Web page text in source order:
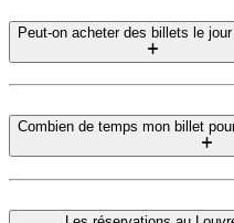
Peut-on acheter des billets le
Combien de temps mon billet